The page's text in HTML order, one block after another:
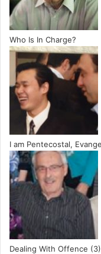
Who Is In Charge?
I am Pentecostal,
Dealing With Offence (3)